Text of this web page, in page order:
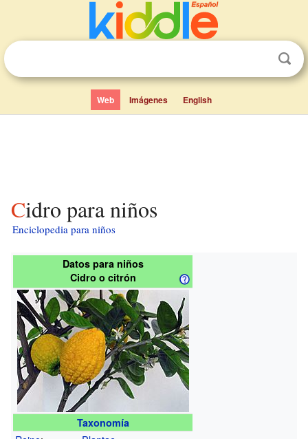
Web Imágenes English
Cidro para niños
Enciclopedia para niños
Datos para niños
Cidro o citrón
Taxonomía